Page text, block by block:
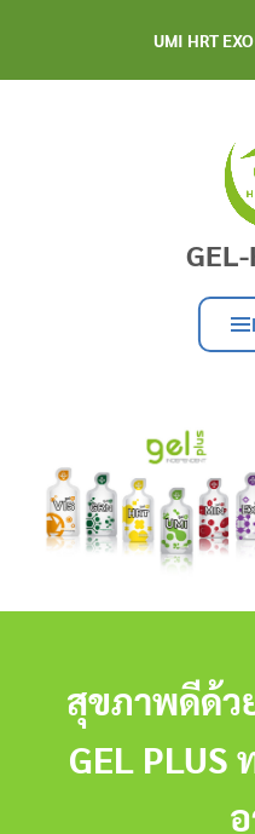
UMI HRT
สุขภาพดีด้ว
GEL PLUS